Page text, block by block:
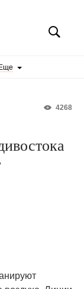
Еще
4268